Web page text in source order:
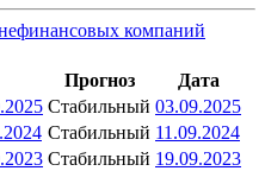
компаний
Прогноз
Дата
Стабильный 03.09.2025
Стабильный 11.09.2024
Стабильный 19.09.2023